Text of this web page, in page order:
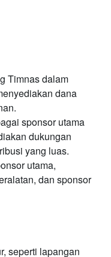
Timnas dalam
dana
sponsor utama
dukungan
yang luas.
utama,
dan sponsor
seperti lapangan